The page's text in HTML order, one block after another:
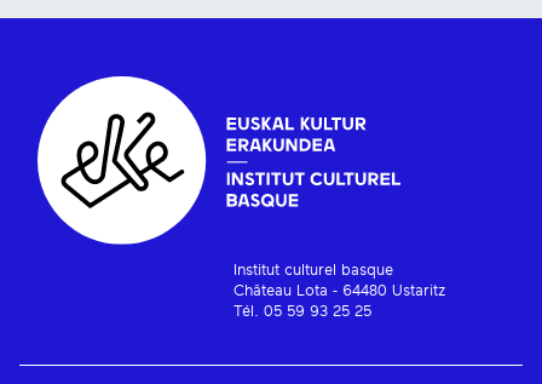
Institut culturel basque
Château Lota - 64480 Ustaritz
Tél. 05 59 93 25 25